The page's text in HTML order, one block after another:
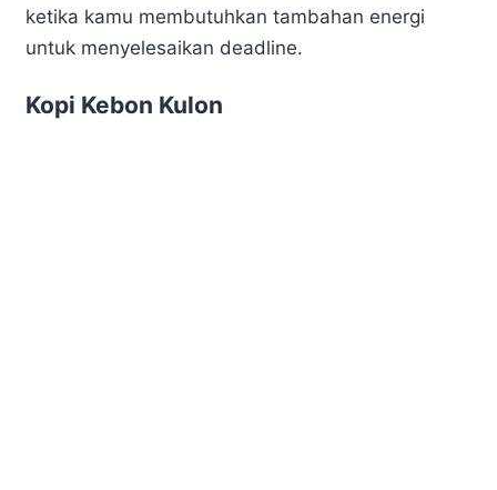
ketika kamu membutuhkan tambahan energi
untuk menyelesaikan deadline.
Kopi Kebon Kulon